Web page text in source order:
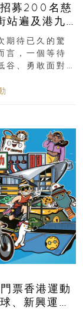
募200名慈
站遍及港九
期待已久的驚
言，一個等待
谷、勇敢面對
票香港運動
、新興運